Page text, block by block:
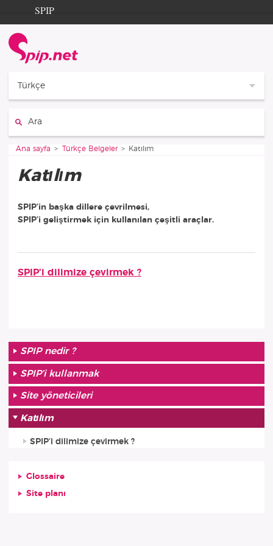
Aller au contenu
Aller à la navigation
SPIP
Documentation
Contribution
Türkçe
Vous êtes ici :
Ana sayfa Türkçe Belgeler Katılım
Katılım
SPIP’in başka dillere çevrilmesi,
SPIP’i geliştirmek için kullanılan çeşitli araçlar.
SPIP’i dilimize çevirmek ?
SPIP nedir ?
SPIP’i kullanmak
Site yöneticileri
Katılım
SPIP’i dilimize çevirmek ?
Glossaire
Site planı